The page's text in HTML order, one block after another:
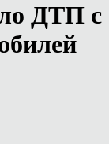
ДТП с